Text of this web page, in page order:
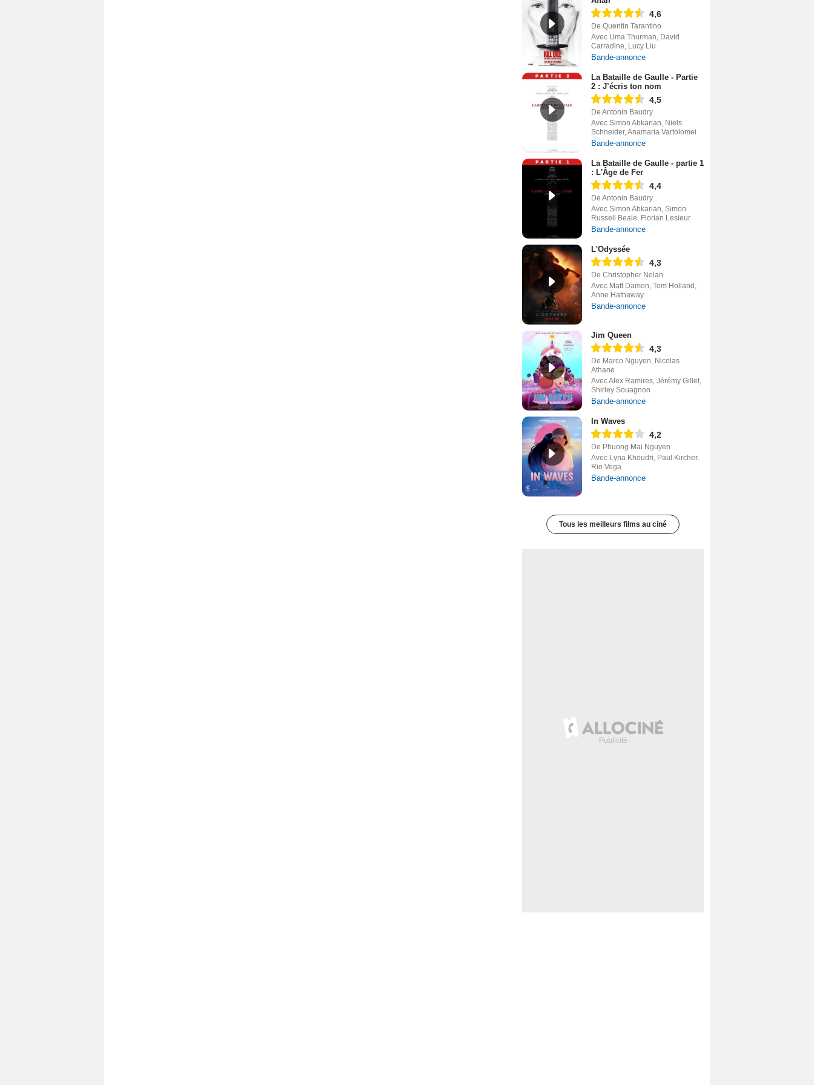
4,6
De Quentin Tarantino
Avec Uma Thurman, David
Carradine, Lucy Liu
Bande-annonce
La Bataille de Gaulle - Partie
2 : J’écris ton nom
4,5
De Antonin Baudry
Avec Simon Abkarian, Niels
Schneider, Anamaria Vartolomei
Bande-annonce
La Bataille de Gaulle - partie 1
: L'Âge de Fer
4,4
De Antonin Baudry
Avec Simon Abkarian, Simon
Russell Beale, Florian Lesieur
Bande-annonce
L'Odyssée
4,3
De Christopher Nolan
Avec Matt Damon, Tom Holland,
Anne Hathaway
Bande-annonce
Jim Queen
4,3
De Marco Nguyen, Nicolas
Athane
Avec Alex Ramires, Jérémy Gillet,
Shirley Souagnon
Bande-annonce
In Waves
4,2
De Phuong Mai Nguyen
Avec Lyna Khoudri, Paul Kircher,
Rio Vega
Bande-annonce
Tous les meilleurs films au ciné